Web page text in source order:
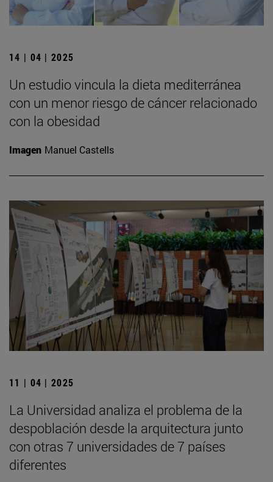
14 | 04 | 2025
Un estudio vincula la dieta mediterránea
con un menor riesgo de cáncer relacionado
con la obesidad
Imagen Manuel Castells
11 | 04 | 2025
La Universidad analiza el problema de la
despoblación desde la arquitectura junto
con otras 7 universidades de 7 países
diferentes